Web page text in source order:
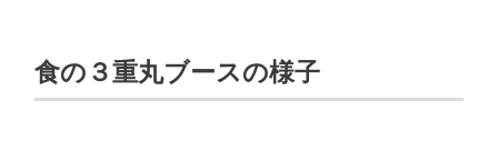
食の３重丸ブースの様子